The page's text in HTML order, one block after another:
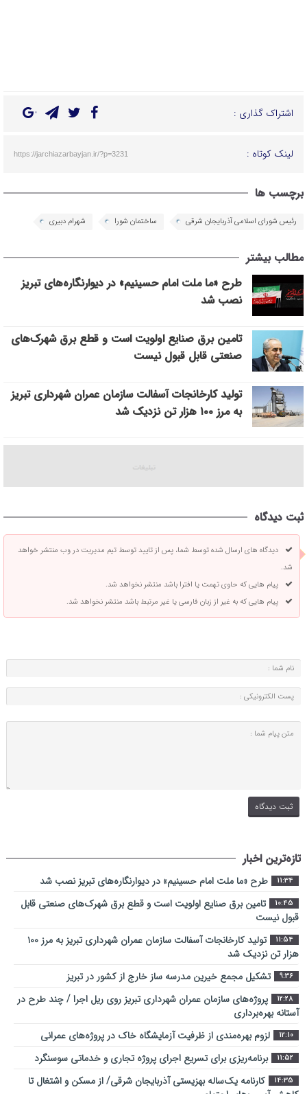
اشتراک گذاری :
لینک کوتاه : https://jarchiazarbayjan.ir/?p=3231
برچسب ها
رئیس شورای اسلامی آذربایجان شرقی ساختمان شورا شهرام دبیری
مطالب بیشتر
طرح «ما ملت امام حسینیم» در دیوارنگاره‌های تبریز
نصب شد
تامین برق صنایع اولویت است و قطع برق شهرک‌های
صنعتی قابل قبول نیست
تولید کارخانجات آسفالت سازمان عمران شهرداری تبریز
به مرز ۱۰۰ هزار تن نزدیک شد
ثبت دیدگاه
دیدگاه های ارسال شده توسط شما، پس از تایید توسط تیم مدیریت در وب منتشر خواهد
شد.
پیام هایی که حاوی تهمت یا افترا باشد منتشر نخواهد شد.
پیام هایی که به غیر از زبان فارسی یا غیر مرتبط باشد منتشر نخواهد شد.
تازه‌ترین اخبار
11:34 طرح «ما ملت امام حسینیم» در دیوارنگاره‌های تبریز نصب شد
10:45
تامین برق صنایع اولویت است و قطع برق شهرک‌های صنعتی قابل
قبول نیست
11:54
تولید کارخانجات آسفالت سازمان عمران شهرداری تبریز به مرز ۱۰۰
هزار تن نزدیک شد
9:36 تشکیل مجمع خیرین مدرسه ‌ساز خارج از کشور در تبریز
12:28
پروژه‌های سازمان عمران شهرداری تبریز روی ریل اجرا / چند طرح در
آستانه بهره‌برداری
12:10 لزوم بهره‌مندی از ظرفیت آزمایشگاه خاک در پروژه‌های عمرانی
11:52 برنامه‌ریزی برای تسریع اجرای پروژه تجاری و خدماتی سوسنگرد
14:35
کارنامه یک‌ساله بهزیستی آذربایجان شرقی/ از مسکن و اشتغال تا